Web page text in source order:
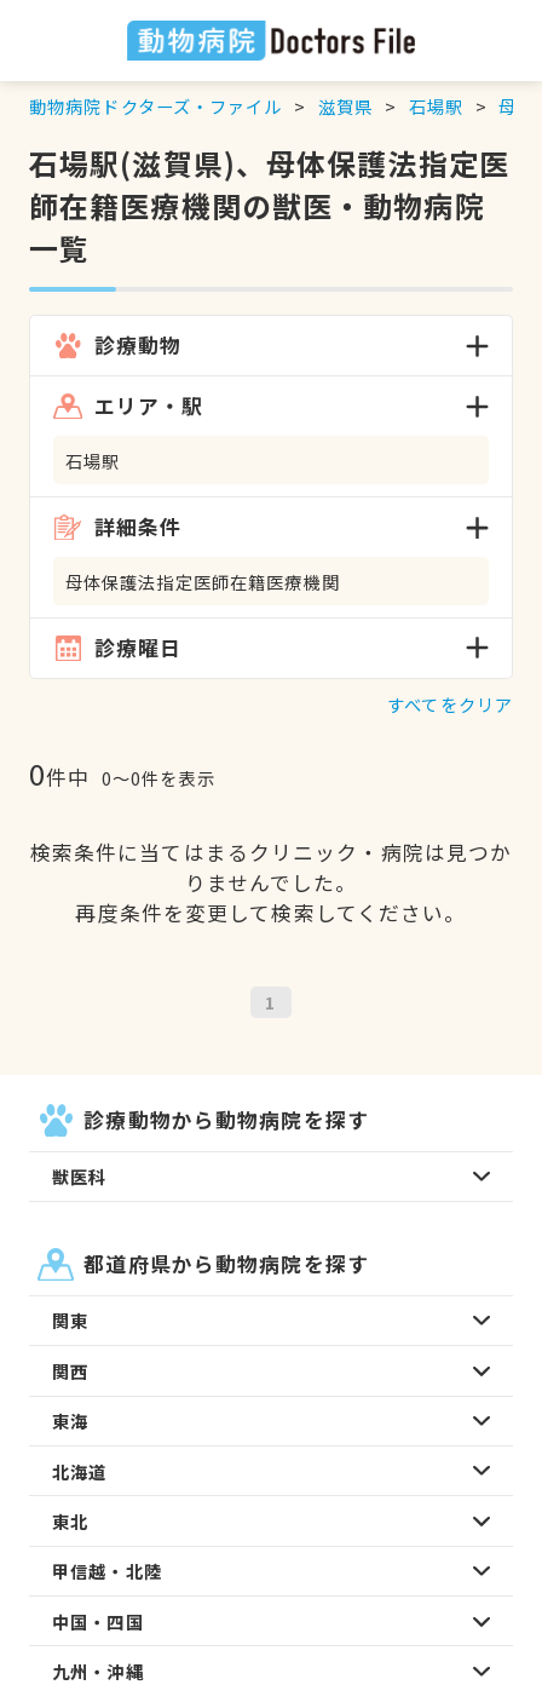
動物病院ドクターズ・ファイル 滋賀県 石場駅 母体
石場駅(滋賀県)、母体保護法指定医
師在籍医療機関の獣医・動物病院
一覧
診療動物
エリア・駅
石場駅
詳細条件
母体保護法指定医師在籍医療機関
診療曜日
すべてをクリア
0件中 0〜0件を表示
検索条件に当てはまるクリニック・病院は見つか
りませんでした。
再度条件を変更して検索してください。
1
診療動物から動物病院を探す
獣医科
都道府県から動物病院を探す
関東
関西
東海
北海道
東北
甲信越・北陸
中国・四国
九州・沖縄